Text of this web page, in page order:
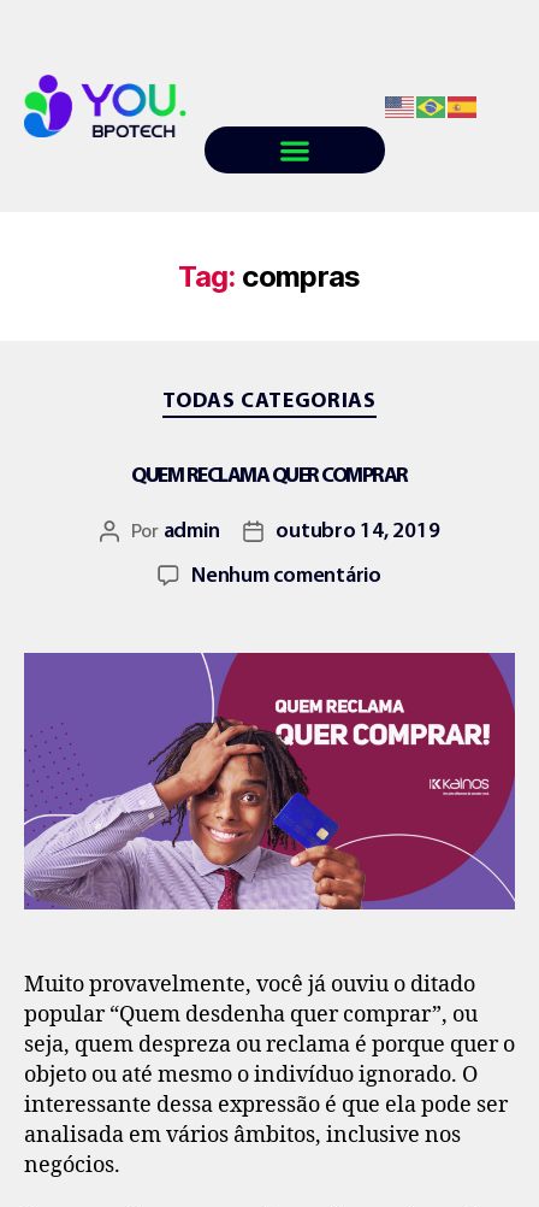
Tag: compras
TODAS CATEGORIAS
QUEM RECLAMA QUER COMPRAR
Por admin
outubro 14, 2019
Nenhum comentário
Muito provavelmente, você já ouviu o ditado
popular “Quem desdenha quer comprar”, ou
seja, quem despreza ou reclama é porque quer o
objeto ou até mesmo o indivíduo ignorado. O
interessante dessa expressão é que ela pode ser
analisada em vários âmbitos, inclusive nos
negócios.